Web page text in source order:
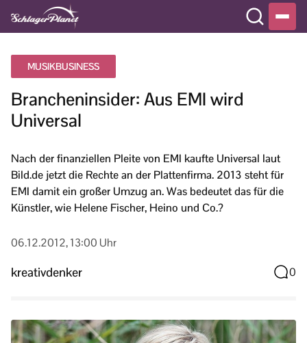
MUSIKBUSINESS
Brancheninsider: Aus EMI wird
Universal
Nach der finanziellen Pleite von EMI kaufte Universal laut
Bild.de jetzt die Rechte an der Plattenfirma. 2013 steht für
EMI damit ein großer Umzug an. Was bedeutet das für die
Künstler, wie Helene Fischer, Heino und Co.?
06.12.2012, 13:00 Uhr
kreativdenker 0